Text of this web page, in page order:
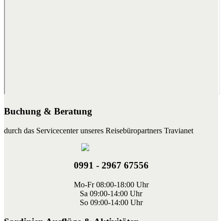
Buchung & Beratung
durch das Servicecenter unseres Reisebüropartners Travianet
0991 - 2967 67556
Mo-Fr 08:00-18:00 Uhr
Sa 09:00-14:00 Uhr
So 09:00-14:00 Uhr